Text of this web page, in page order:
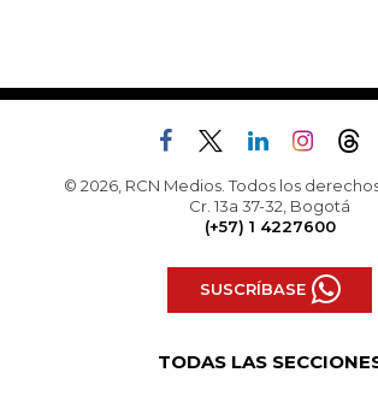
© 2026, RCN Medios. Todos los
Cr. 13a 37-32, Bogotá
(+57) 1 4227600
SUSCRÍBASE
TODAS LAS